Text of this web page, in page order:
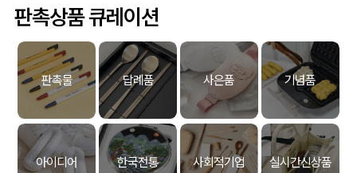
판촉상품 큐레이션
판촉물 답례품 사은품 기념품
아이디어 한국전통 사회적기업 실시간신상품